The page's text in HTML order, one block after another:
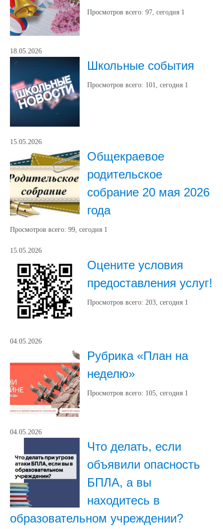
Просмотров всего: 97, сегодня 1
18.05.2026
Школьные события
Просмотров всего: 101, сегодня 1
15.05.2026
Общекраевое
родительское
собрание 20 мая 2026
года
Просмотров всего: 99, сегодня 1
15.05.2026
Оцените условия
предоставления услуг!
Просмотров всего: 203, сегодня 1
04.05.2026
Рубрика «План на
неделю»
Просмотров всего: 105, сегодня 1
04.05.2026
Что делать, если
объявили опасность
БПЛА, а вы
находитесь в
образовательном учреждении?